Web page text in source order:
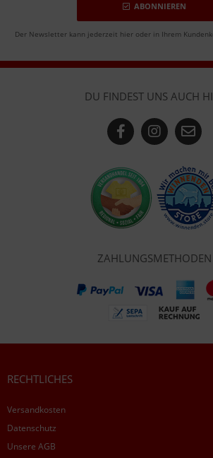
ABONNIEREN
Der Newsletter kann jederzeit hier oder in Ihrem
DU FINDEST UNS AUCH
ZAHLUNGSMETHODEN
RECHTLICHES
Versandkosten
Datenschutz
Unsere AGB